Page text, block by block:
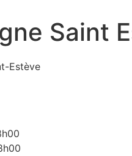
Saint
Estève